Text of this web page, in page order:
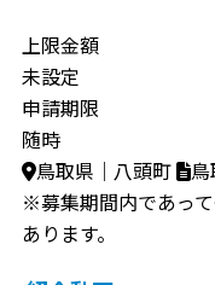
上限金額
未設定
申請期限
随時
鳥取県｜八頭町
※募集期間内であっ
あります。